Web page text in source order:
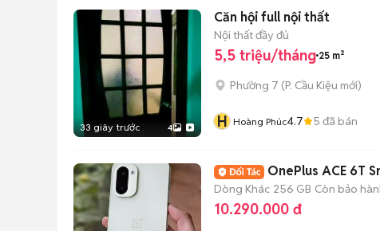
33 giây trước 4
Căn hội full nội thất
Nội thất đầy đủ
5,5 triệu/tháng 25 m²
Phường 7 (P. Cầu Kiệu mới)
H Hoàng Phúc4.7 5 đã bán
OnePlus ACE 6T
Dòng Khác 256 GB Còn bảo
10.290.000 đ